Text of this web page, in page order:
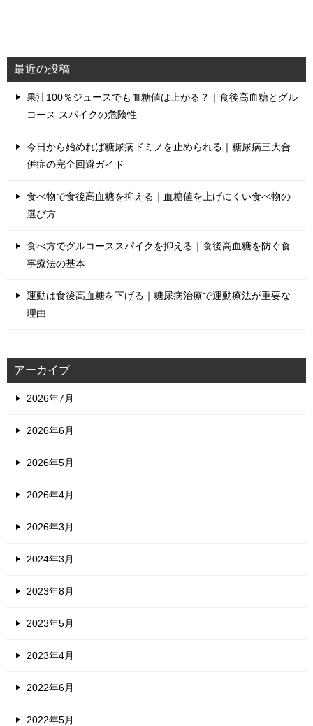
最近の投稿
果汁100％ジュースでも血糖値は上がる？｜食後高血糖とグル
コース スパイクの危険性
今日から始めれば糖尿病ドミノを止められる｜糖尿病三大合
併症の完全回避ガイド
食べ物で食後高血糖を抑える｜血糖値を上げにくい食べ物の
選び方
食べ方でグルコーススパイクを抑える｜食後高血糖を防ぐ食
事療法の基本
運動は食後高血糖を下げる｜糖尿病治療で運動療法が重要な
理由
アーカイブ
2026年7月
2026年6月
2026年5月
2026年4月
2026年3月
2024年3月
2023年8月
2023年5月
2023年4月
2022年6月
2022年5月